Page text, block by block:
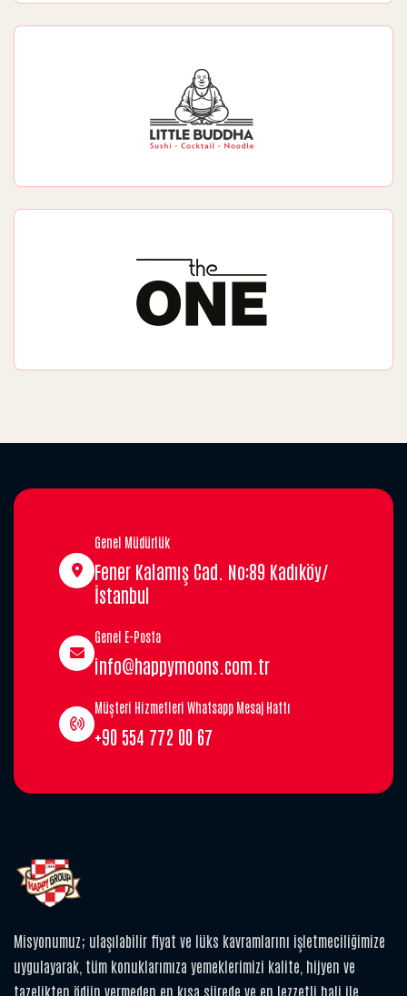
Genel Müdürlük
Fener Kalamış Cad. No:89 Kadıköy/
İstanbul
Genel E-Posta
info@happymoons.com.tr
Müşteri Hizmetleri Whatsapp Mesaj Hattı
+90 554 772 00 67
Misyonumuz; ulaşılabilir fiyat ve lüks kavramlarını işletmeciliğimize
uygulayarak, tüm konuklarımıza yemeklerimizi kalite, hijyen ve
tazelikten ödün vermeden en kısa sürede ve en lezzetli hali ile